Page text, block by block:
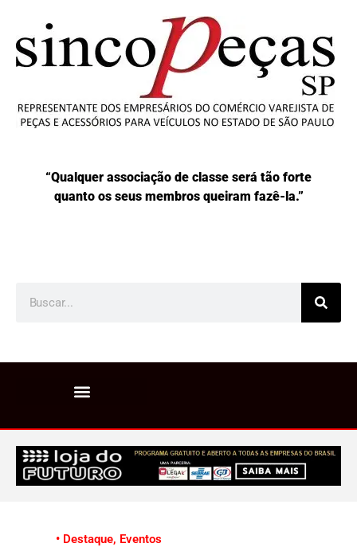
“Qualquer associação de classe será tão forte
quanto os seus membros queiram fazê-la.”
• Destaque, Eventos